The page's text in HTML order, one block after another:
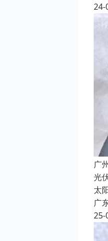
24-
广
光
太
广
25-